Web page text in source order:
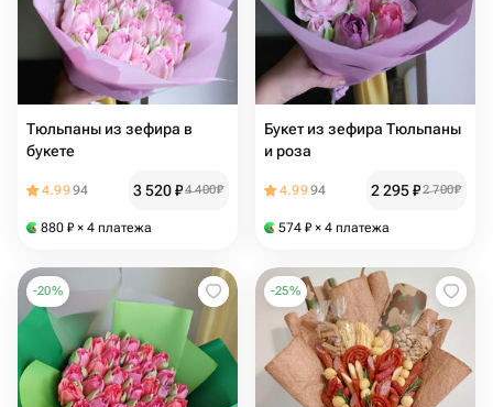
Тюльпаны из зефира в
букете
4.9994 3 520₽4 400₽
880 ₽ × 4 платежа
Букет из зефира Тюльпаны
и роза
4.9994 2 295₽2 700₽
574 ₽ × 4 платежа
-20% -25%